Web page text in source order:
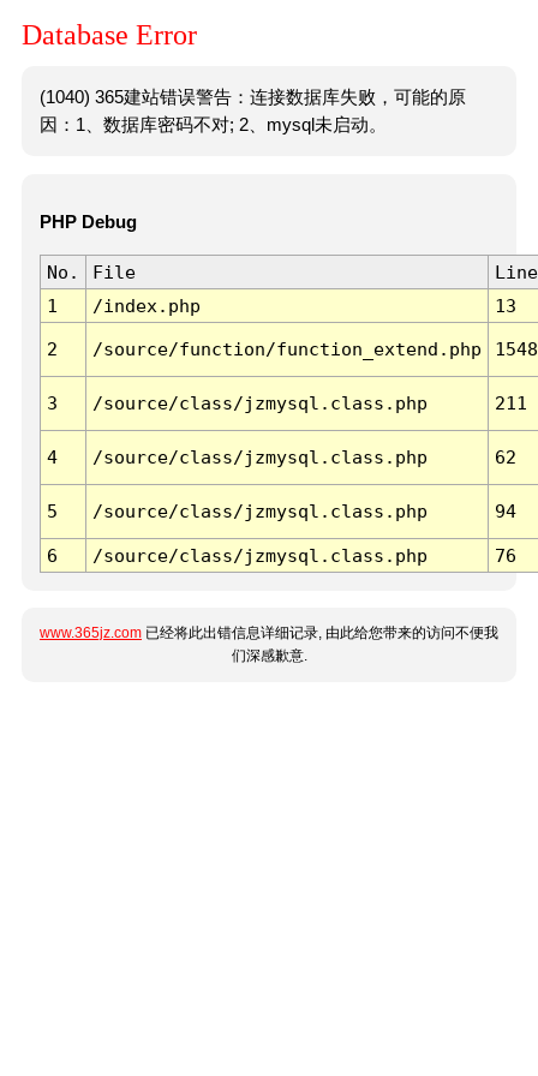
Database Error
(1040) 365建站错误警告：连接数据库失败，可能的原
因：1、数据库密码不对; 2、mysql未启动。
PHP Debug
No. File
Line
1
/index.php 13
2 /source/function/function_extend.php 1548
3 /source/class/jzmysql.class.php 211
4 /source/class/jzmysql.class.php 62
5 /source/class/jzmysql.class.php 94
6 /source/class/jzmysql.class.php 76
www.365jz.com 已经将此出错信息详细记录, 由此给您带来的访问不便我
们深感歉意.